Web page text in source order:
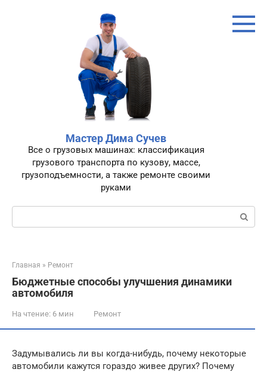
Мастер Дима Сучев
Все о грузовых машинах: классификация
грузового транспорта по кузову, массе,
грузоподъемности, а также ремонте своими
руками
Поиск:
Главная » Ремонт
Бюджетные способы улучшения динамики
автомобиля
На чтение: 6 мин Ремонт
Задумывались ли вы когда-нибудь, почему некоторые
автомобили кажутся гораздо живее других? Почему